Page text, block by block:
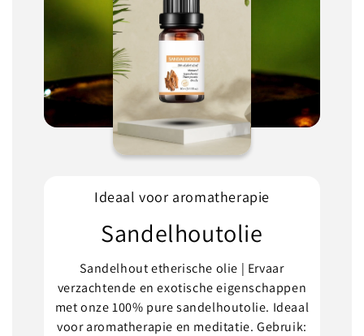
Ideaal voor aromatherapie
Sandelhoutolie
Sandelhout etherische olie | Ervaar
verzachtende en exotische eigenschappen
met onze 100% pure sandelhoutolie. Ideaal
voor aromatherapie en meditatie. Gebruik: